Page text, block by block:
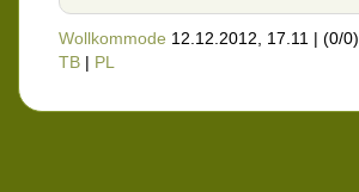
Wollkommode 12.12.2012, 17.11 | (0/0)
TB | PL